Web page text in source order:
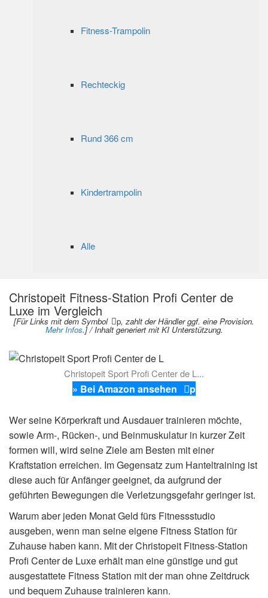
Fitness-Trampolin
Rechteckig
Rund 366 cm
Kindertrampolin
Alle
Christopeit Fitness-Station Profi Center de
Luxe im Vergleich
[Für Links mit dem Symbol p, zahlt der Händler ggf. eine Provision.
Mehr Infos.] / Inhalt generiert mit KI Unterstützung.
Christopeit Sport Profi Center de L...
» Bei Amazon ansehen p
Wer seine Körperkraft und Ausdauer trainieren möchte,
sowie Arm-, Rücken-, und Beinmuskulatur in kurzer Zeit
formen will, wird seine Ziele am Besten mit einer
Kraftstation erreichen. Im Gegensatz zum Hanteltraining ist
diese auch für Anfänger geeignet, da aufgrund der
geführten Bewegungen die Verletzungsgefahr geringer ist.
Warum aber jeden Monat Geld fürs Fitnessstudio
ausgeben, wenn man seine eigene Fitness Station für
Zuhause haben kann. Mit der Christopeit Fitness-Station
Profi Center de Luxe erhält man eine günstige und gut
ausgestattete Fitness Station mit der man ohne Zeitdruck
und bequem Zuhause trainieren kann.